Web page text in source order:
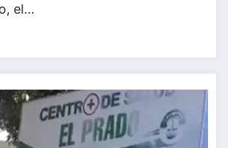
el…